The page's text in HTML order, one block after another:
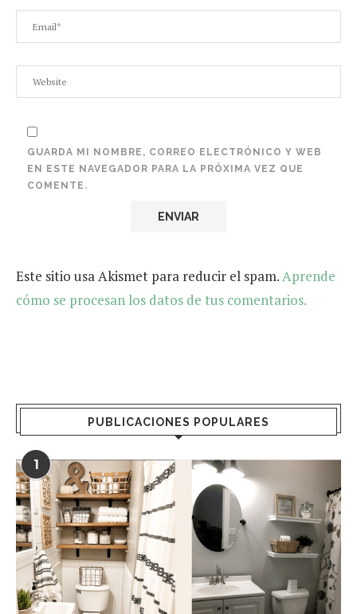
GUARDA MI NOMBRE, CORREO ELECTRÓNICO Y WEB
EN ESTE NAVEGADOR PARA LA PRÓXIMA VEZ QUE
COMENTE.
Este sitio usa Akismet para reducir el spam.Aprende
cómo se procesan los datos de tus comentarios.
PUBLICACIONES POPULARES
1